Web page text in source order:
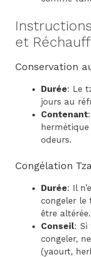
et
Conservation
Durée: Le
jours au
Contenant
odeurs.
Congélation
Durée: Il
congeler
être altérée.
Conseil: Si
congeler,
(yaourt,